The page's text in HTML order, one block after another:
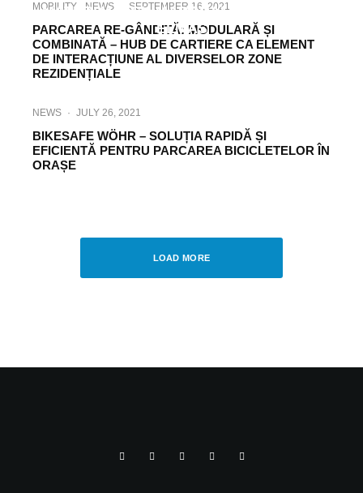
MATERIALE CU MACARALELE PORTAL
ELMAS
MOBILITY NEWS SEPTEMBER 16, 2021
PARCAREA RE-GÂNDITĂ: MODULARĂ ȘI
COMBINATĂ – HUB DE CARTIERE CA ELEMENT
DE INTERACȚIUNE AL DIVERSELOR ZONE
REZIDENȚIALE
NEWS · JULY 26, 2021
BIKESAFE WÖHR – SOLUȚIA RAPIDĂ ȘI
EFICIENTĂ PENTRU PARCAREA BICICLETELOR ÎN
ORAȘE
LOAD MORE